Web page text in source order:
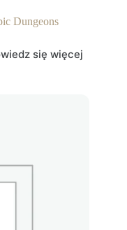
Dungeons
się więcej